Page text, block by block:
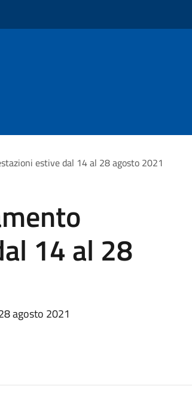
estive dal 14 al 28 agosto 2021
14 al 28
agosto 2021